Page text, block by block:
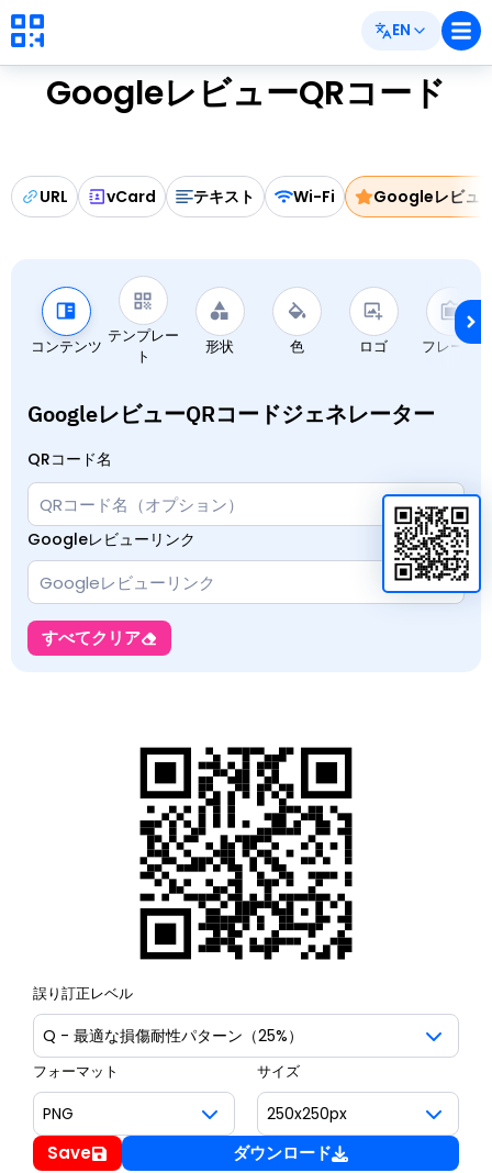
EN
GoogleレビューQRコード
URL vCard テキスト Wi-Fi Googleレビュ
コンテンツ テンプレー
ト
形状 色 ロゴ フレーム
GoogleレビューQRコードジェネレーター
QRコード名
Googleレビューリンク
すべてクリア
誤り訂正レベル
フォーマット サイズ
Save ダウンロード